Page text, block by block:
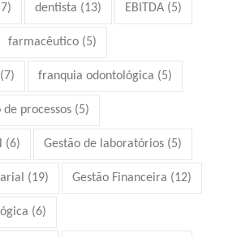
dentista (13) EBITDA (5)
farmacêutico (5)
(7) franquia odontológica (5)
processos (5)
(6) Gestão de laboratórios (5)
(19) Gestão Financeira (12)
(6)